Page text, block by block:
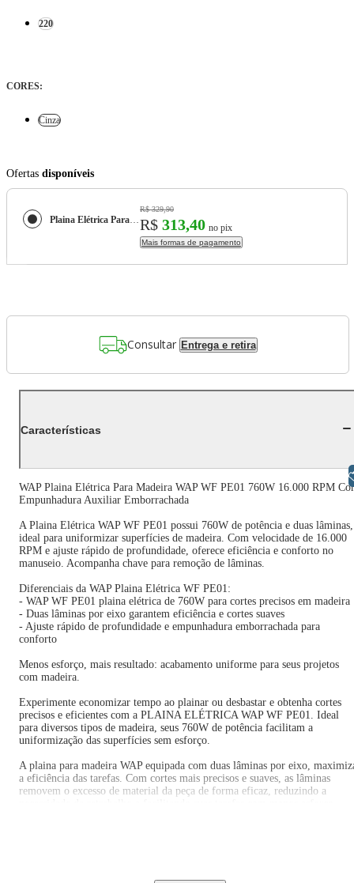
220
CORES:
Cinza
Ofertas disponíveis
Plaina Elétrica Para Madeira WAP WF PE01 760W 16.000 RPM
R$ 329,90
R$ 313,40 no pix
Mais formas de pagamento
Consultar Entrega e retira
Características
WAP Plaina Elétrica Para Madeira WAP WF PE01 760W 16.000 RPM
Empunhadura Auxiliar Emborrachada
A Plaina Elétrica WAP WF PE01 possui 760W de potência e duas lâminas,
ideal para uniformizar superfícies de madeira. Com velocidade de 16.000
RPM e ajuste rápido de profundidade, oferece eficiência e conforto no
manuseio. Acompanha chave para remoção de lâminas.
Diferenciais da WAP Plaina Elétrica WF PE01:
- WAP WF PE01 plaina elétrica de 760W para cortes precisos em madeira
- Duas lâminas por eixo garantem eficiência e cortes suaves
- Ajuste rápido de profundidade e empunhadura emborrachada para
conforto
Menos esforço, mais resultado: acabamento uniforme para seus projetos
com madeira.
Experimente economizar tempo ao plainar ou desbastar e obtenha cortes
precisos e eficientes com a PLAINA ELÉTRICA WAP WF PE01. Ideal
para diversos tipos de madeira, seus 760W de potência facilitam a
uniformização das superfícies sem esforço.
A plaina para madeira WAP equipada com duas lâminas por eixo,
a eficiência das tarefas. Com cortes mais precisos e suaves, as lâminas
removem o excesso de material da peça de forma eficaz, reduzindo a